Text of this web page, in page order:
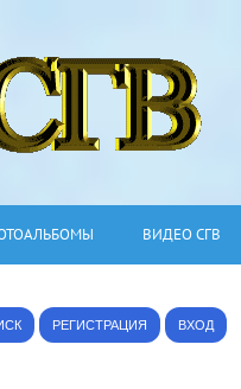
ВИДЕО СГВ
РЕГИСТРАЦИЯ ВХОД